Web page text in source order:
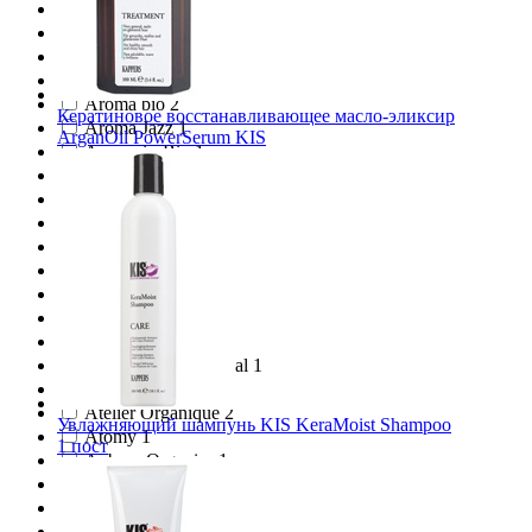
Arganmidas 4
Argaway 4
Argital 2
Aroma 2
Aroma bio 2
Aroma Jazz 1
Aroma-in-Bio 1
Aroma-Zone 36
AromaNewTech 1
ART&FACT 1
Artègo 4
As I Am 6
Ashley Joy 2
Assistant Professional 1
Assoro 2
Atelier Organique 2
Atomy 1
Aubrey Organics 1
Audace silky 1
Aura Cacia 6
Кератиновое восстанавливающее масло-эликсир
ArganOil PowerSerum KIS
Увлажняющий шампунь KIS KeraMoist Shampoo
1 пост